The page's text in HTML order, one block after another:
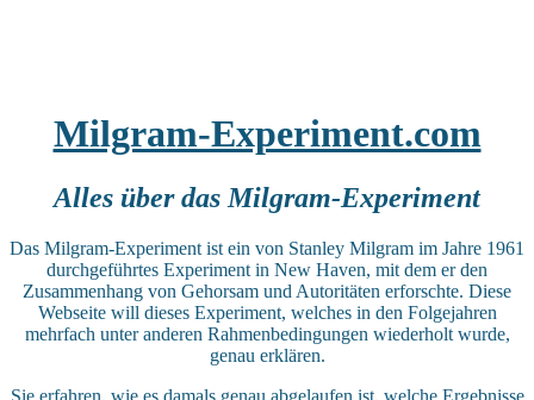
Milgram-Experiment.com
Alles über das Milgram-Experiment
Das Milgram-Experiment ist ein von Stanley Milgram im Jahre 1961
durchgeführtes Experiment in New Haven, mit dem er den
Zusammenhang von Gehorsam und Autoritäten erforschte. Diese
Webseite will dieses Experiment, welches in den Folgejahren
mehrfach unter anderen Rahmenbedingungen wiederholt wurde,
genau erklären.
Sie erfahren, wie es damals genau abgelaufen ist, welche Ergebnisse